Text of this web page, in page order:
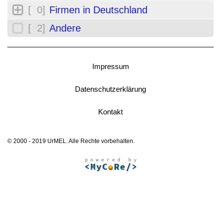
[ 0] Firmen in Deutschland
[ 2] Andere
Impressum
Datenschutzerklärung
Kontakt
© 2000 - 2019 UrMEL. Alle Rechte vorbehalten.